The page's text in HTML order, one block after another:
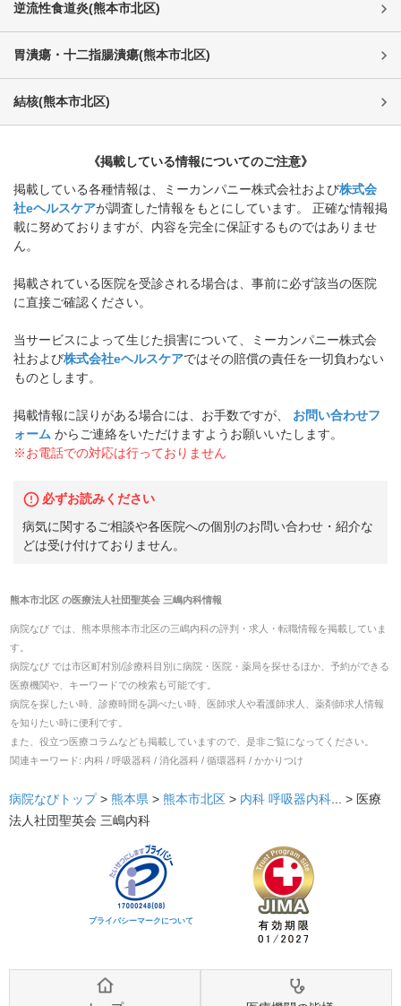
逆流性食道炎(熊本市北区)
胃潰瘍・十二指腸潰瘍(熊本市北区)
結核(熊本市北区)
《掲載している情報についてのご注意》
掲載している各種情報は、ミーカンパニー株式会社および株式会
社eヘルスケアが調査した情報をもとにしています。 正確な情報掲
載に努めておりますが、内容を完全に保証するものではありませ
ん。
掲載されている医院を受診される場合は、事前に必ず該当の医院
に直接ご確認ください。
当サービスによって生じた損害について、ミーカンパニー株式会
社および株式会社eヘルスケアではその賠償の責任を一切負わない
ものとします。
掲載情報に誤りがある場合には、お手数ですが、
お問い合わせフ
ォーム からご連絡をいただけますようお願いいたします。
※お電話での対応は行っておりません
必ずお読みください
病気に関するご相談や各医院への個別のお問い合わせ・紹介な
どは受け付けておりません。
熊本市北区の医療法人社団聖英会 三嶋内科情報
病院なび では、 熊本県熊本市北区の三嶋内科の評判・求人・転職情報を掲載していま
す。
病院なび では市区町村別/診療科目別に病院・医院・薬局を探せるほか、予約ができる
医療機関や、キーワードでの検索も可能です。
病院を探したい時、診療時間を調べたい時、医師求人や看護師求人、薬剤師求人情報
を知りたい時に便利です。
また、役立つ医療コラムなども掲載していますので、是非ご覧になってください。
関連キーワード: 内科 / 呼吸器科 / 消化器科 / 循環器科 / かかりつけ
病院なびトップ> 熊本県 > 熊本市北区 > 内科 呼吸器内科 ... > 医療
法人社団聖英会 三嶋内科
プライバシーマークについて